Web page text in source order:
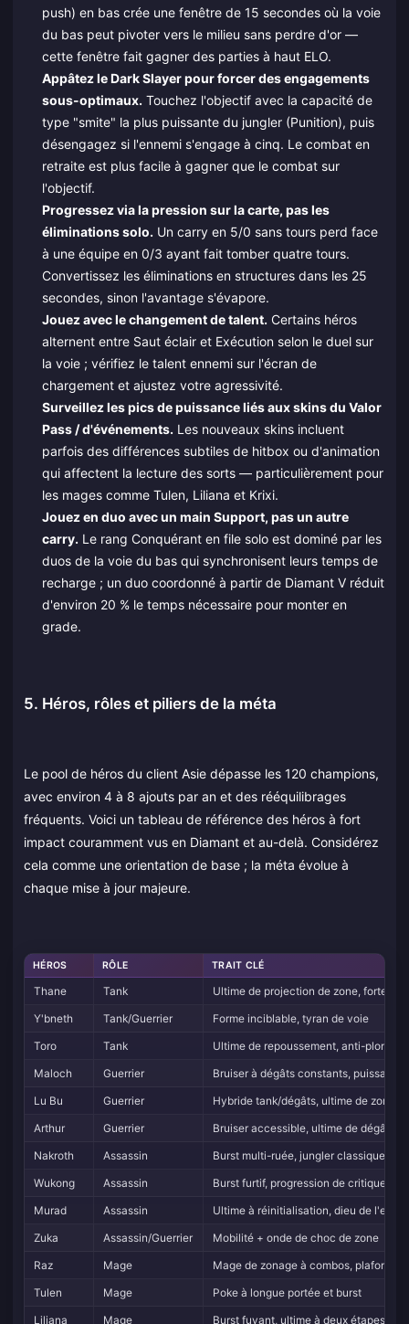
push) en bas crée une fenêtre de 15 secondes où la voie
du bas peut pivoter vers le milieu sans perdre d'or —
cette fenêtre fait gagner des parties à haut ELO.
Appâtez le Dark Slayer pour forcer des engagements
sous-optimaux. Touchez l'objectif avec la capacité de
type "smite" la plus puissante du jungler (Punition), puis
désengagez si l'ennemi s'engage à cinq. Le combat en
retraite est plus facile à gagner que le combat sur
l'objectif.
Progressez via la pression sur la carte, pas les
éliminations solo. Un carry en 5/0 sans tours perd face
à une équipe en 0/3 ayant fait tomber quatre tours.
Convertissez les éliminations en structures dans les 25
secondes, sinon l'avantage s'évapore.
Jouez avec le changement de talent. Certains héros
alternent entre Saut éclair et Exécution selon le duel sur
la voie ; vérifiez le talent ennemi sur l'écran de
chargement et ajustez votre agressivité.
Surveillez les pics de puissance liés aux skins du Valor
Pass / d'événements. Les nouveaux skins incluent
parfois des différences subtiles de hitbox ou d'animation
qui affectent la lecture des sorts — particulièrement pour
les mages comme Tulen, Liliana et Krixi.
Jouez en duo avec un main Support, pas un autre
carry. Le rang Conquérant en file solo est dominé par les
duos de la voie du bas qui synchronisent leurs temps de
recharge ; un duo coordonné à partir de Diamant V réduit
d'environ 20 % le temps nécessaire pour monter en
grade.
5. Héros, rôles et piliers de la méta
Le pool de héros du client Asie dépasse les 120 champions,
avec environ 4 à 8 ajouts par an et des rééquilibrages
fréquents. Voici un tableau de référence des héros à fort
impact couramment vus en Diamant et au-delà. Considérez
cela comme une orientation de base ; la méta évolue à
chaque mise à jour majeure.
HÉROS RÔLE TRAIT CLÉ
Thane Tank
Ultime de projection de zone, forte
Y'bneth
Tank/Guerrier
Forme inciblable, tyran de voie
Toro
Tank
Ultime de repoussement, anti-plongée
Maloch
Guerrier
Bruiser à dégâts constants,
Lu Bu
Guerrier
Hybride tank/dégâts, ultime de zone
Arthur
Guerrier
Bruiser accessible, ultime de dégâts
Nakroth
Assassin
Burst multi-ruée, jungler classique
Wukong
Assassin
Burst furtif, progression de critique
Murad
Assassin
Ultime à réinitialisation, dieu de l'effet
Zuka
Assassin/Guerrier
Mobilité + onde de choc de zone
Raz
Mage
Mage de zonage à combos, plafond
Tulen
Mage
Poke à longue portée et burst
Liliana
Mage Burst fuyant, ultime à deux étapes